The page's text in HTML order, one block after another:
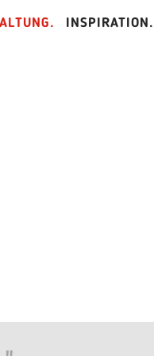
INSPIRATION.